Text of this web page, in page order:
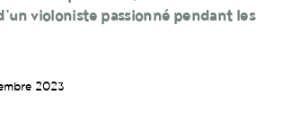
violoniste passionné pendant les
2023